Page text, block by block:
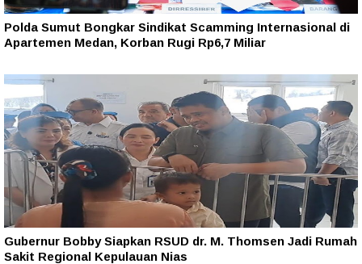
Polda Sumut Bongkar Sindikat Scamming Internasional di
Apartemen Medan, Korban Rugi Rp6,7 Miliar
Gubernur Bobby Siapkan RSUD dr. M. Thomsen Jadi Rumah
Sakit Regional Kepulauan Nias